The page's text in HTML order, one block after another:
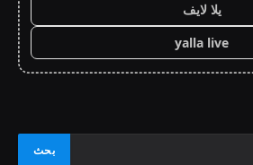
يلا لايف
yalla live